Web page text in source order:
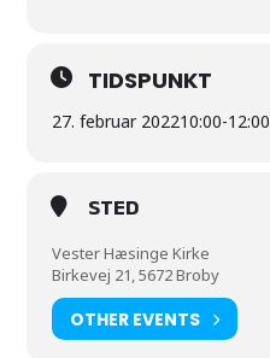
TIDSPUNKT
27. februar 202210:00-12:00
STED
Vester Hæsinge Kirke
Birkevej 21, 5672 Broby
OTHER EVENTS